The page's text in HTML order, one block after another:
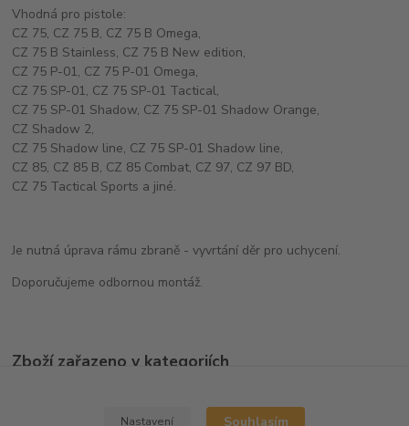
Vhodná pro pistole:
CZ 75, CZ 75 B, CZ 75 B Omega,
CZ 75 B Stainless, CZ 75 B New edition,
CZ 75 P-01, CZ 75 P-01 Omega,
CZ 75 SP-01, CZ 75 SP-01 Tactical,
CZ 75 SP-01 Shadow, CZ 75 SP-01 Shadow Orange,
CZ Shadow 2,
CZ 75 Shadow line, CZ 75 SP-01 Shadow line,
CZ 85, CZ 85 B, CZ 85 Combat, CZ 97, CZ 97 BD,
CZ 75 Tactical Sports a jiné.
Je nutná úprava rámu zbraně - vyvrtání děr pro uchycení.
Doporučujeme odbornou montáž.
Zboží zařazeno v kategoriích
Nastavení Souhlasím